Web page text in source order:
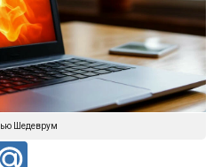
Шедеврум